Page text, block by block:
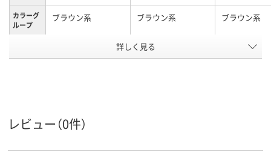
カラーグ
ループ
ブラウン系 ブラウン系 ブラウン系
20
詳しく見る
レビュー（0件）